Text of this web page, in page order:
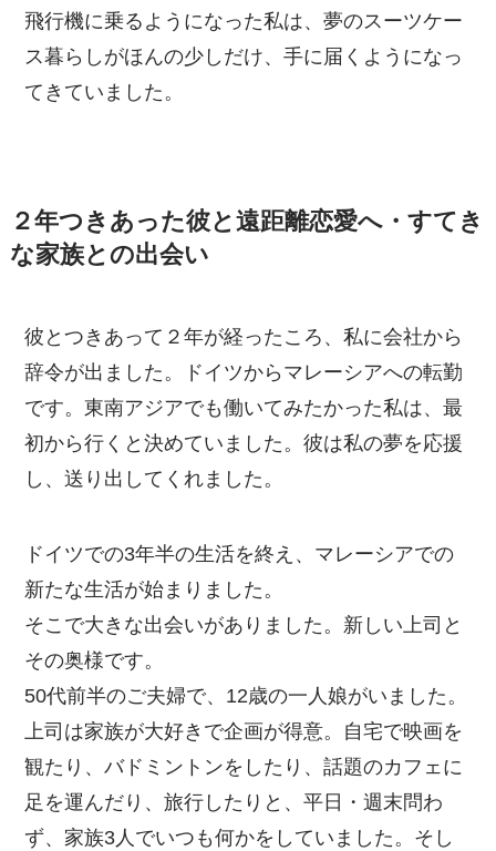
飛行機に乗るようになった私は、夢のスーツケー
ス暮らしがほんの少しだけ、手に届くようになっ
てきていました。
２年つきあった彼と遠距離恋愛へ・すてき
な家族との出会い
彼とつきあって２年が経ったころ、私に会社から
辞令が出ました。ドイツからマレーシアへの転勤
です。東南アジアでも働いてみたかった私は、最
初から行くと決めていました。彼は私の夢を応援
し、送り出してくれました。
ドイツでの3年半の生活を終え、マレーシアでの
新たな生活が始まりました。
そこで大きな出会いがありました。新しい上司と
その奥様です。
50代前半のご夫婦で、12歳の一人娘がいました。
上司は家族が大好きで企画が得意。自宅で映画を
観たり、バドミントンをしたり、話題のカフェに
足を運んだり、旅行したりと、平日・週末問わ
ず、家族3人でいつも何かをしていました。そし